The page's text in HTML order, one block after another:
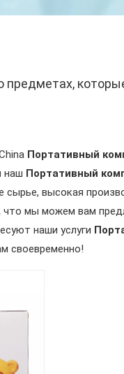
предметах,
Портативный
наш Портативный
сырье, высокая
что мы можем вам
наши услуги
своевременно!